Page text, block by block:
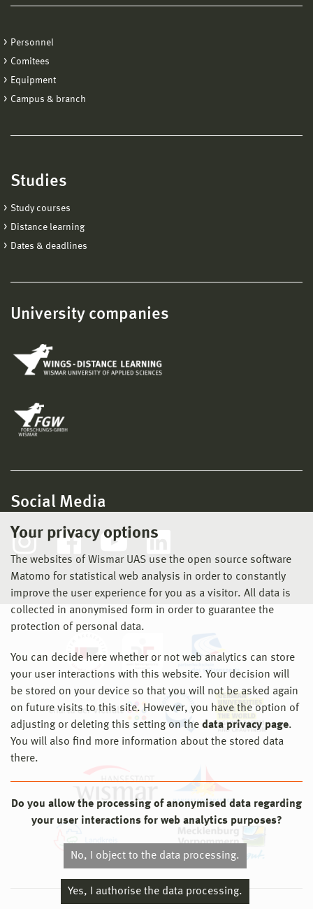
Your privacy options
The websites of Wismar UAS use the open source software
Matomo for statistical web analysis in order to constantly
improve the user experience for you as a visitor. All data is
collected in anonymised form in order to guarantee the
protection of personal data.
You can decide here whether or not web analytics can store
your user interactions with this website. Your decision will
be stored on your device so that you will not be asked again
on future visits to this site. However, you have the option of
adjusting or deleting this setting on the data privacy page.
You will also find more information about the stored data
there.
Do you allow the processing of anonymised data regarding
your user interactions for web analytics purposes?
No, I object to the data processing.
Yes, I authorise the data processing.
Personnel
Comitees
Equipment
Campus & branch
Studies
Study courses
Distance learning
Dates & deadlines
University companies
Social Media